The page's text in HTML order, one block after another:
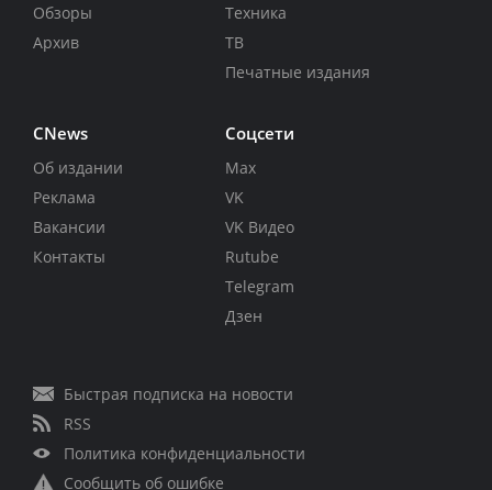
Обзоры
Архив
Техника
ТВ
Печатные издания
CNews
Об издании
Реклама
Вакансии
Контакты
Соцсети
Max
VK
VK Видео
Rutube
Telegram
Дзен
Быстрая подписка на новости
RSS
Политика конфиденциальности
Сообщить об ошибке